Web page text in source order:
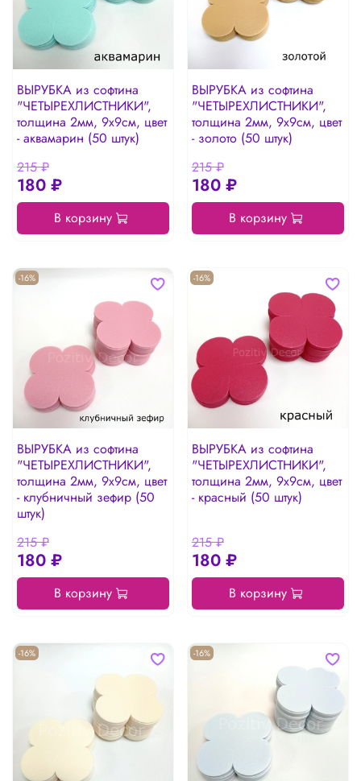
ВЫРУБКА из софтина
"ЧЕТЫРЕХЛИСТНИКИ",
толщина 2мм, 9х9см, цвет
- аквамарин (50 штук)
215 ₽
180 ₽
В корзину
ВЫРУБКА из софтина
"ЧЕТЫРЕХЛИСТНИКИ",
толщина 2мм, 9х9см, цвет
- золото (50 штук)
215 ₽
180 ₽
В корзину
-16%
ВЫРУБКА из софтина
"ЧЕТЫРЕХЛИСТНИКИ",
толщина 2мм, 9х9см, цвет
- клубничный зефир (50
штук)
215 ₽
180 ₽
В корзину
-16%
ВЫРУБКА из софтина
"ЧЕТЫРЕХЛИСТНИКИ",
толщина 2мм, 9х9см, цвет
- красный (50 штук)
215 ₽
180 ₽
В корзину
-16% -16%